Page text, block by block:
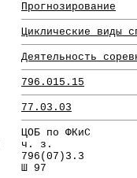
Прогнозирование
Циклические виды
Деятельность
796.015.15
77.03.03
ЦОБ по ФКиС
ч. з.
796(07)3.3
Ш 97